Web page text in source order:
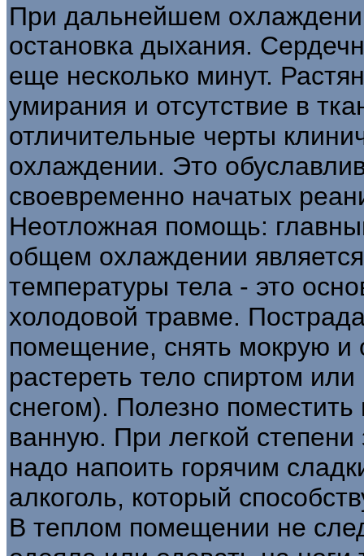
При дальнейшем
остановка дыхания.
еще несколько минут.
умирания и отсутствие в
отличительные черты
охлаждении. Это
своевременно начатых
Неотложная помощь:
общем охлаждении
температуры тела - это
холодовой травме.
помещение, снять мокрую
растереть тело спиртом
снегом). Полезно
ванную. При легкой
надо напоить горячим
алкоголь, который
В теплом помещении не